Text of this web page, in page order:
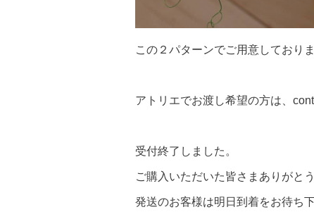
この２パターンでご用意しており
アトリエでお渡し希望の方は、
受付終了しました。
ご購入いただいた皆さまありがと
発送のお客様は明日到着をお待ち下